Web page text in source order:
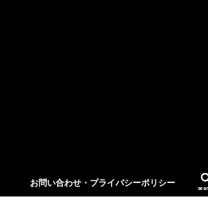
お問い合わせ・プライバシーポリシー